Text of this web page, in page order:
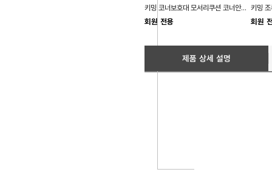
키밍 코너보호대 모서리쿠션 코너안전가드
회원 전용 회원
제품 상세 설명